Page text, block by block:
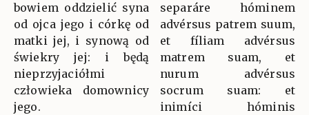
bowiem oddzielić syna
od ojca jego i córkę od
matki jej, i synową od
świekry jej: i będą
nieprzyjaciółmi
człowieka domownicy
jego.
separáre hóminem
advérsus patrem suum,
et fíliam advérsus
matrem suam, et
nurum advérsus
socrum suam: et
inimíci hóminis